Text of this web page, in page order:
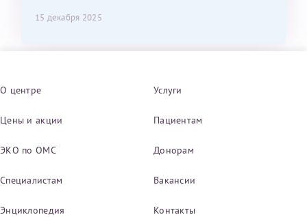
15 декабря 2025
О центре Услуги
Цены и акции Пациентам
ЭКО по ОМС Донорам
Специалистам Вакансии
Энциклопедия Контакты